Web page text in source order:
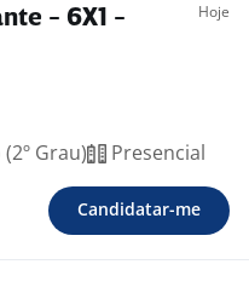
- 6X1 -
Hoje
Grau) Presencial
Candidatar-me